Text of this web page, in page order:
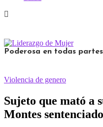
Poderosa en todas partes
Violencia de genero
Sujeto que mató a
Montes